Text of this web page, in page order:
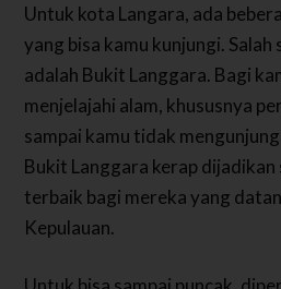
Untuk kota Langara, ada
yang bisa kamu kunjungi.
adalah Bukit Langgara. Bagi
menjelajahi alam, khususnya
sampai kamu tidak
Bukit Langgara kerap
terbaik bagi mereka yang
Kepulauan.